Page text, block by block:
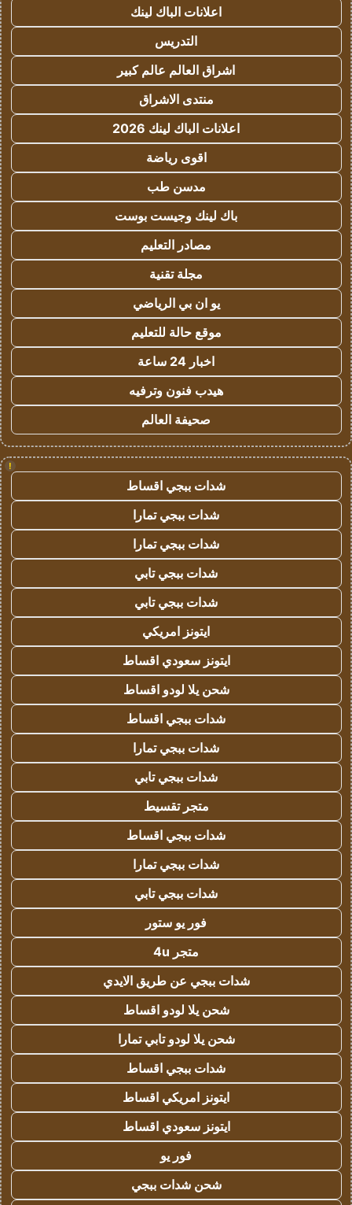
اعلانات الباك لينك
التدريس
اشراق العالم عالم كبير
منتدى الاشراق
اعلانات الباك لينك 2026
اقوى رياضة
مدسن طب
باك لينك وجيست بوست
مصادر التعليم
مجلة تقنية
يو ان بي الرياضي
موقع حالة للتعليم
اخبار 24 ساعة
هيدب فنون وترفيه
صحيفة العالم
!
شدات ببجي اقساط
شدات ببجي تمارا
شدات ببجي تمارا
شدات ببجي تابي
شدات ببجي تابي
ايتونز امريكي
ايتونز سعودي اقساط
شحن يلا لودو اقساط
شدات ببجي اقساط
شدات ببجي تمارا
شدات ببجي تابي
متجر تقسيط
شدات ببجي اقساط
شدات ببجي تمارا
شدات ببجي تابي
فور يو ستور
متجر 4u
شدات ببجي عن طريق الايدي
شحن يلا لودو اقساط
شحن يلا لودو تابي تمارا
شدات ببجي اقساط
ايتونز امريكي اقساط
ايتونز سعودي اقساط
فور يو
شحن شدات ببجي